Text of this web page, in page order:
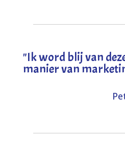
"Ik word blij van
manier van